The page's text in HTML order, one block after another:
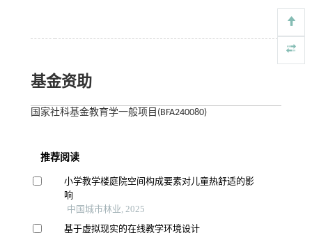
基金资助
国家社科基金教育学一般项目(BFA240080)